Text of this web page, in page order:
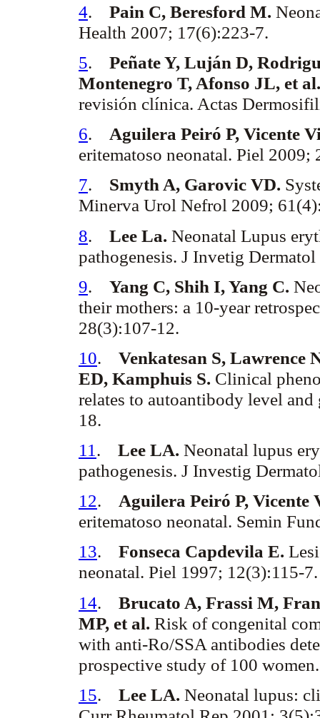
4. Pain C, Beresford M.
Health 2007; 17(6):223-7.
5. PeñateY, Luján D,
Montenegro T, Afonso JL, et al.
revisión clínica. Actas
6. Aguilera Peiró P, Vicente
eritematoso neonatal. Piel
7. Smyth A, Garovic VD.
Minerva Urol Nefrol 2009;
8. Lee La. Neonatal Lupus
pathogenesis. J Invetig Dermatol
9. Yang C, Shih I, Yang C.
their mothers: a 10-year
28(3):107-12.
10. Venkatesan S, Lawrence
ED, Kamphuis S. Clinical
relates to autoantibody level and
18.
11 . Lee LA. Neonatal lupus
pathogenesis. J Investig
12. Aguilera Peiró P, Vicente
eritematoso neonatal. Semin
13. Fonseca Capdevila E.
neonatal. Piel 1997; 12(3):115-
14. Brucato A, Frassi M,
MP, et al. Risk of congenital
with anti-Ro/SSA antibodies
prospective study of 100
15. Lee LA. Neonatal lupus: